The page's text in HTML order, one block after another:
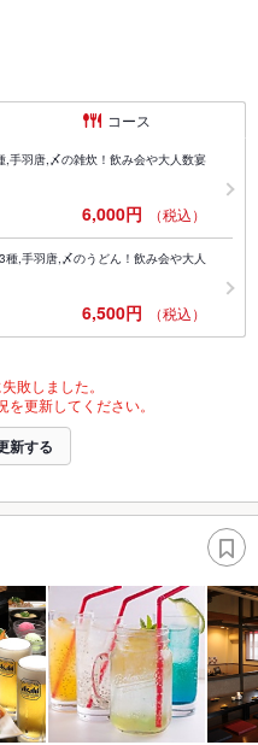
コース
,手羽唐,〆の雑炊！飲み会や大人数宴
6,000円 （税込）
,手羽唐,〆のうどん！飲み会や大人
6,500円 （税込）
敗しました。
更新してください。
新する